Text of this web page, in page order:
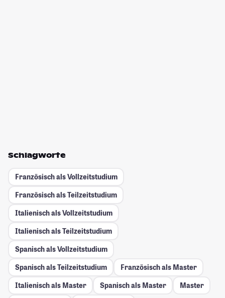
Schlagworte
Französisch als Vollzeitstudium
Französisch als Teilzeitstudium
Italienisch als Vollzeitstudium
Italienisch als Teilzeitstudium
Spanisch als Vollzeitstudium
Spanisch als Teilzeitstudium
Französisch als Master
Italienisch als Master
Spanisch als Master
Master